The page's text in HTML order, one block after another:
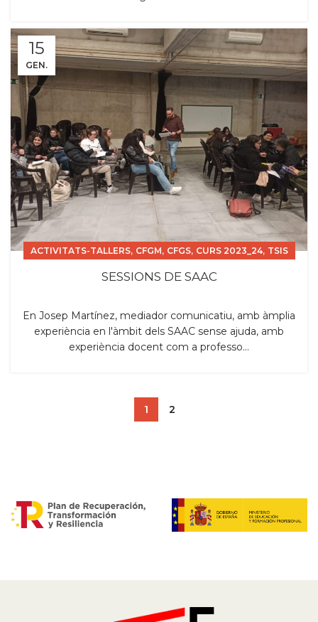
15
GEN.
ACTIVITATS-TALLERS, CFGM, CFGS, CURS 2023_24, TSIS
SESSIONS DE SAAC
En Josep Martínez, mediador comunicatiu, amb àmplia
experiència en l'àmbit dels SAAC sense ajuda, amb
experiència docent com a professo...
1 2